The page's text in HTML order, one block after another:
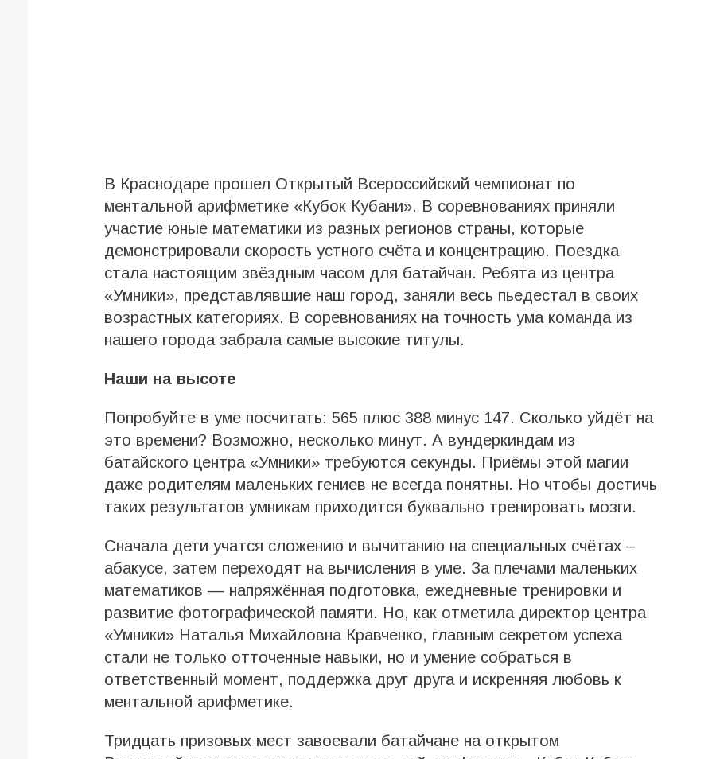
В Краснодаре прошел Открытый Всероссийский чемпионат по
ментальной арифметике «Кубок Кубани». В соревнованиях приняли
участие юные математики из разных регионов страны, которые
демонстрировали скорость устного счёта и концентрацию. Поездка
стала настоящим звёздным часом для батайчан. Ребята из центра
«Умники», представлявшие наш город, заняли весь пьедестал в своих
возрастных категориях. В соревнованиях на точность ума команда из
нашего города забрала самые высокие титулы.
Наши на высоте
Попробуйте в уме посчитать: 565 плюс 388 минус 147. Сколько уйдёт на
это времени? Возможно, несколько минут. А вундеркиндам из
батайского центра «Умники» требуются секунды. Приёмы этой магии
даже родителям маленьких гениев не всегда понятны. Но чтобы достичь
таких результатов умникам приходится буквально тренировать мозги.
Сначала дети учатся сложению и вычитанию на специальных счётах –
абакусе, затем переходят на вычисления в уме. За плечами маленьких
математиков — напряжённая подготовка, ежедневные тренировки и
развитие фотографической памяти. Но, как отметила директор центра
«Умники» Наталья Михайловна Кравченко, главным секретом успеха
стали не только отточенные навыки, но и умение собраться в
ответственный момент, поддержка друг друга и искренняя любовь к
ментальной арифметике.
Тридцать призовых мест завоевали батайчане на открытом